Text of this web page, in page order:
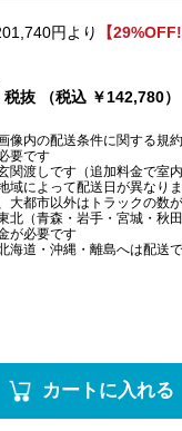
円より
【
税抜 （税込 ￥142,780）
画像内の配送条件に関する
要です
関渡しです（追加料金で室
域によって配送日が異なり
大都市以外はトラックの数が
北（青森・岩手・宮城・秋
が必要です
海道・沖縄・離島へは配送
カートに入れる